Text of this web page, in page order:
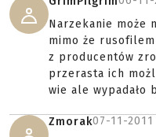
Narzekanie może
mimo że
z producentów
przerasta ich
wie ale wypadało
Zmorak07-11-2011